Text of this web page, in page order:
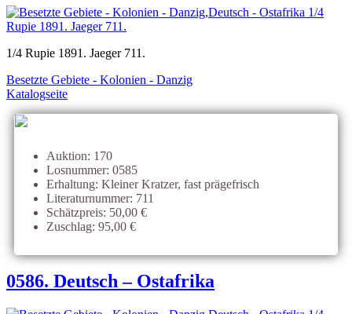
1/4 Rupie 1891. Jaeger 711.
Besetzte Gebiete - Kolonien - Danzig
Katalogseite
Auktion: 170
Losnummer: 0585
Erhaltung: Kleiner Kratzer, fast prägefrisch
Literaturnummer: 711
Schätzpreis: 50,00 €
Zuschlag: 95,00 €
0586. Deutsch – Ostafrika